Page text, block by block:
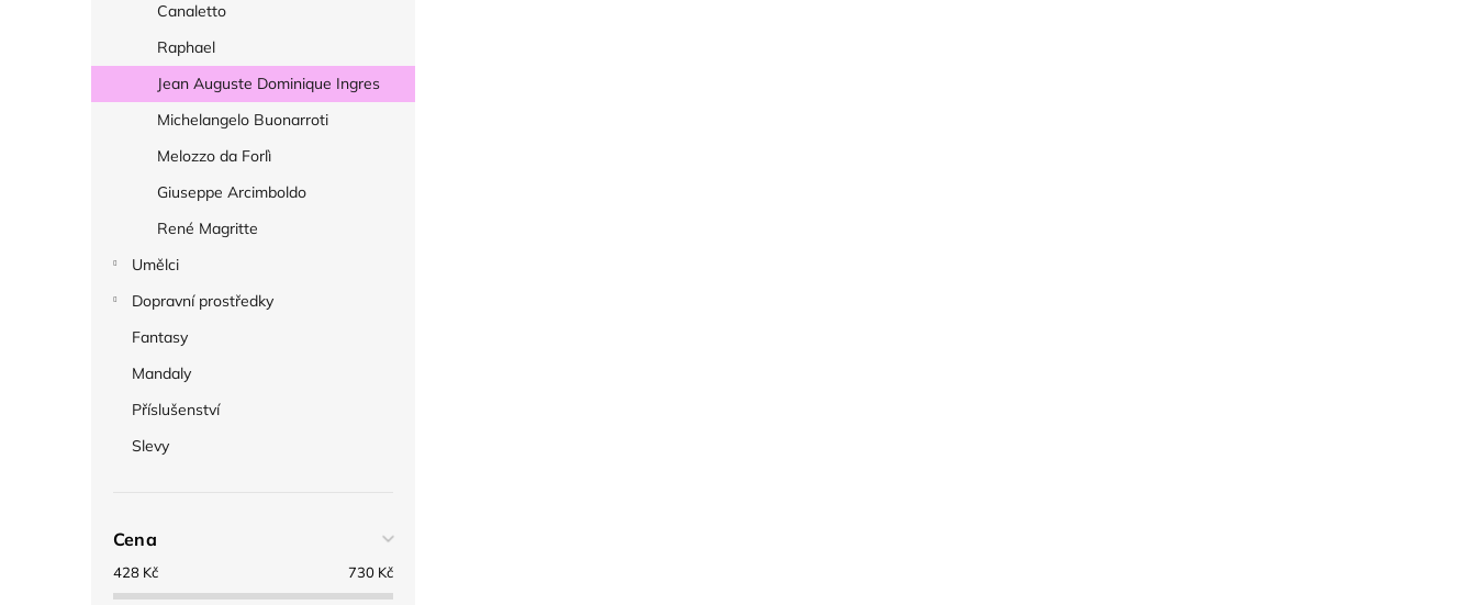
Canaletto
Raphael
Jean Auguste Dominique Ingres
Michelangelo Buonarroti
Melozzo da Forlì
Giuseppe Arcimboldo
René Magritte
Umělci
Dopravní prostředky
Fantasy
Mandaly
Příslušenství
Slevy
Cena
428 Kč 730 Kč